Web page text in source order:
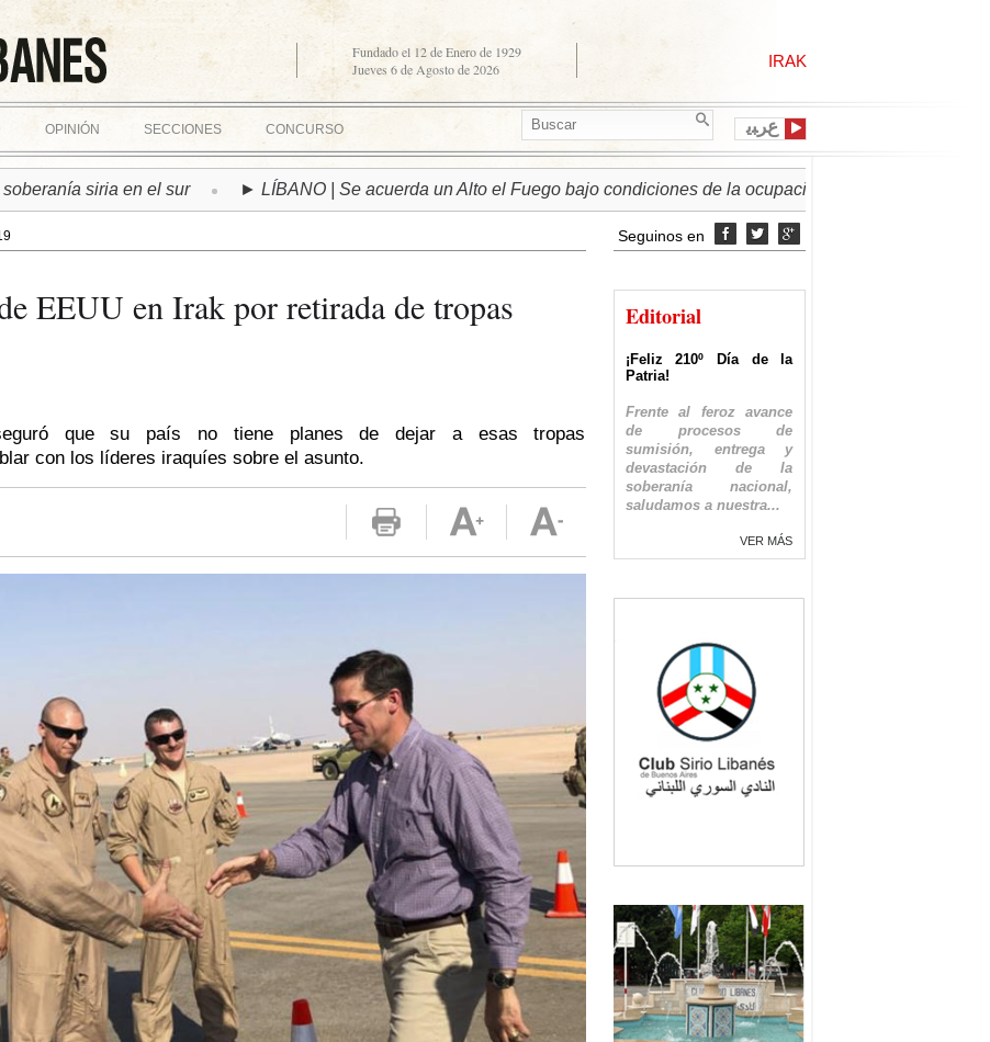
Fundado el 12 de Enero de 1929
Jueves 6 de Agosto de 2026
IRAK
ﻉﺮﺒﻳ OPINIÓN SECCIONES CONCURSO
siria en el sur ► LÍBANO | Se acuerda un Alto el Fuego bajo condiciones de la ocupación israelí
EEUU en Irak por retirada de tropas
que su país no tiene planes de dejar a esas tropas
con los líderes iraquíes sobre el asunto.
Seguinos en   
Editorial
¡Feliz 210º Día de la
Patria!
Frente al feroz avance
de procesos de
sumisión, entrega y
devastación de la
soberanía nacional,
saludamos a nuestra...
VER MÁS